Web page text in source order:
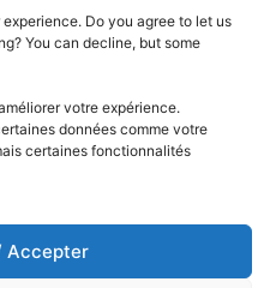
Do you agree to let us
You can decline, but some
votre expérience.
données comme votre
certaines fonctionnalités
Accepter